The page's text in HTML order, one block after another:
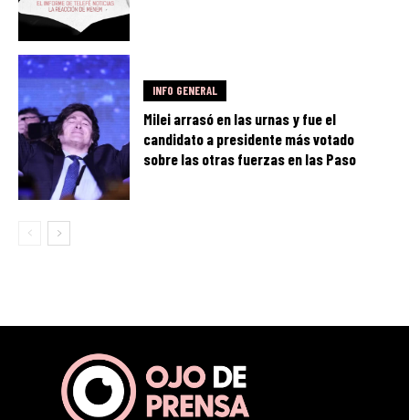
INFO GENERAL
Milei arrasó en las urnas y fue el
candidato a presidente más votado
sobre las otras fuerzas en las Paso